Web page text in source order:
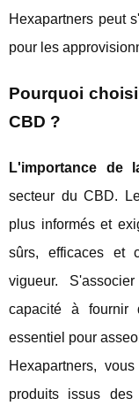
Hexapartners peut
pour les
Pourquoi
CBD ?
L'importance de
secteur du CBD.
plus informés et
sûrs, efficaces et
vigueur.
capacité à fournir
essentiel pour
Hexapartners,
produits issus des